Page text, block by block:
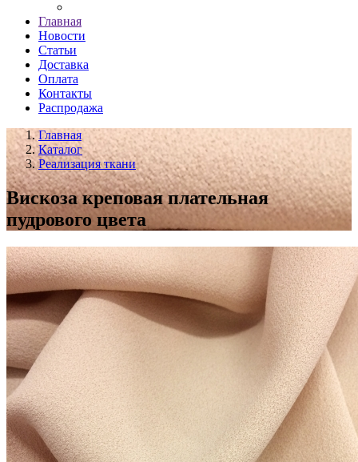
Главная
Новости
Статьи
Доставка
Оплата
Контакты
Распродажа
Главная
Каталог
Реализация ткани
Вискоза креповая плательная
пудрового цвета